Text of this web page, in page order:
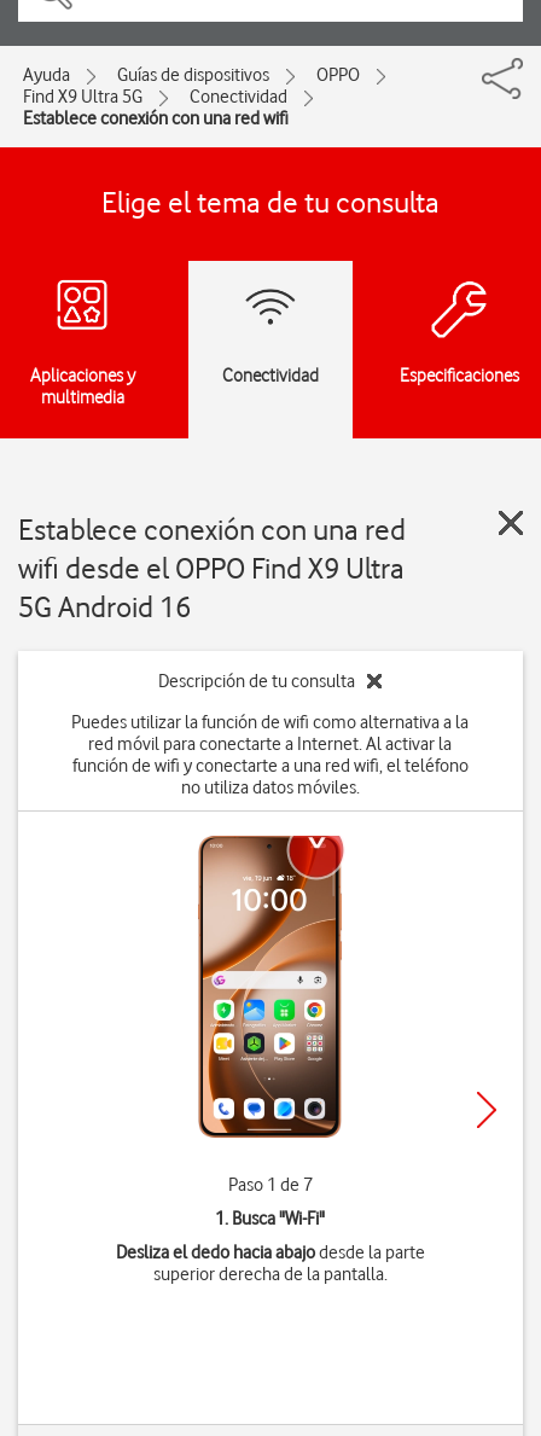
Ayuda Guías de dispositivos
OPPO
Find X9 Ultra 5G
Conectividad
Establece conexión con una red wifi
Elige el tema de tu consulta
Aplicaciones y
multimedia
Conectividad Especificaciones
Establece conexión con una red
wifi desde el OPPO Find X9 Ultra
5G Android 16
Descripción de tu consulta
Puedes utilizar la función de wifi como alternativa a la
red móvil para conectarte a Internet. Al activar la
función de wifi y conectarte a una red wifi, el teléfono
no utiliza datos móviles.
Paso 1 de 7
1. Busca "Wi-Fi"
Desliza el dedo hacia abajodesde la parte
superior derecha de la pantalla.